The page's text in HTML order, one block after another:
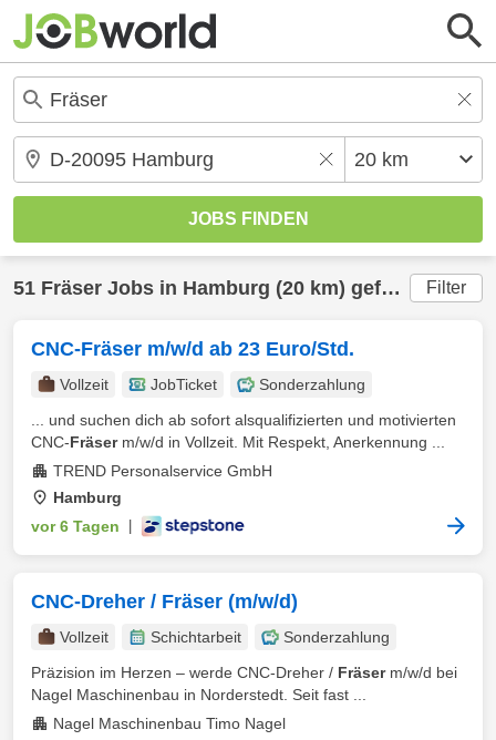
51 Fräser Jobs in Hamburg (20 km) gefunden Filter
CNC-Fräser m/w/d ab 23 Euro/Std.
Vollzeit JobTicket
Sonderzahlung
... und suchen dich ab sofort alsqualifizierten und motivierten
CNC-Fräserm/w/d in Vollzeit. Mit Respekt, Anerkennung ...
TREND Personalservice GmbH
Hamburg
vor 6 Tagen
CNC-Dreher / Fräser (m/w/d)
Vollzeit Schichtarbeit
Sonderzahlung
Präzision im Herzen – werde CNC-Dreher / Fräserm/w/d bei
Nagel Maschinenbau in Norderstedt. Seit fast ...
Nagel Maschinenbau Timo Nagel